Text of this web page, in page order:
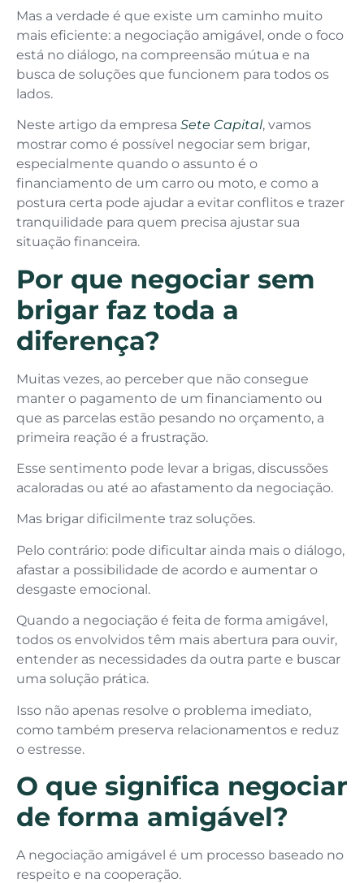
Mas a verdade é que existe um caminho muito
mais eficiente: a negociação amigável, onde o foco
está no diálogo, na compreensão mútua e na
busca de soluções que funcionem para todos os
lados.
Neste artigo da empresa Sete Capital, vamos
mostrar como é possível negociar sem brigar,
especialmente quando o assunto é o
financiamento de um carro ou moto, e como a
postura certa pode ajudar a evitar conflitos e trazer
tranquilidade para quem precisa ajustar sua
situação financeira.
Por que negociar sem
brigar faz toda a
diferença?
Muitas vezes, ao perceber que não consegue
manter o pagamento de um financiamento ou
que as parcelas estão pesando no orçamento, a
primeira reação é a frustração.
Esse sentimento pode levar a brigas, discussões
acaloradas ou até ao afastamento da negociação.
Mas brigar dificilmente traz soluções.
Pelo contrário: pode dificultar ainda mais o diálogo,
afastar a possibilidade de acordo e aumentar o
desgaste emocional.
Quando a negociação é feita de forma amigável,
todos os envolvidos têm mais abertura para ouvir,
entender as necessidades da outra parte e buscar
uma solução prática.
Isso não apenas resolve o problema imediato,
como também preserva relacionamentos e reduz
o estresse.
O que significa negociar
de forma amigável?
A negociação amigável é um processo baseado no
respeito e na cooperação.